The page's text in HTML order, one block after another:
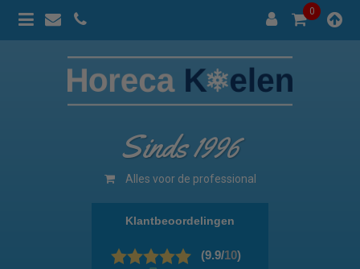
0
Sinds 1996
Alles voor de professional